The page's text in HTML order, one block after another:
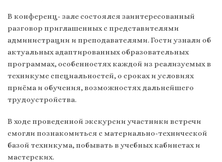
В конференц- зале состоялся заинтересованный
разговор приглашенных с представителями
администрации и преподавателями. Гости узнали об
актуальных адаптированных образовательных
программах, особенностях каждой из реализуемых в
техникуме специальностей, о сроках и условиях
приёма и обучения, возможностях дальнейшего
трудоустройства.
В ходе проведенной экскурсии участники встречи
смогли познакомиться с материально-технической
базой техникума, побывать в учебных кабинетах и
мастерских.